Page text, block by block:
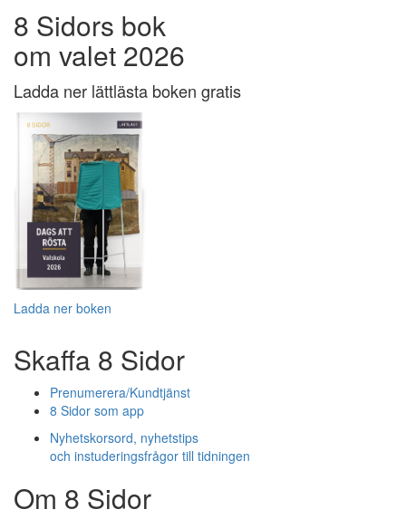
8 Sidors bok
om valet 2026
Ladda ner lättlästa boken gratis
Ladda ner boken
Skaffa 8 Sidor
Prenumerera/Kundtjänst
8 Sidor som app
Nyhetskorsord, nyhetstips
och instuderingsfrågor till tidningen
Om 8 Sidor